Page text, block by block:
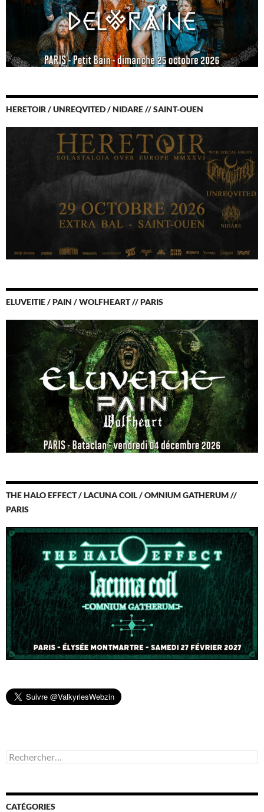
HERETOIR / UNREQVITED / NIDARE // SAINT-OUEN
ELUVEITIE / PAIN / WOLFHEART // PARIS
THE HALO EFFECT / LACUNA COIL / OMNIUM GATHERUM //
PARIS
Rechercher :
CATÉGORIES